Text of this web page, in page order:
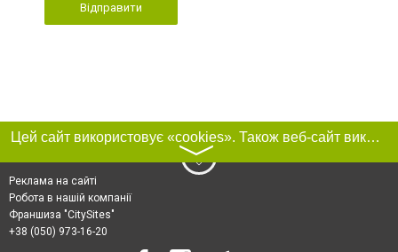
Відправити
Цей сайт використовує «cookies». Також веб-сайт використовує інтернет-сервіс для збору технічних даних стосовно відвідувачів з метою отримання маркетингової та статистичної інформації. Умови обробки даних відвідувачів сайту див.
〉
Реклама на сайті
Робота в нашій компанії
Франшиза "CitySites"
+38 (050) 973-16-20